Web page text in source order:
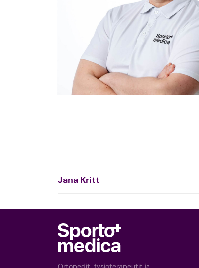
Jana Kritt
Ortopedit, fysioterapeutit ja